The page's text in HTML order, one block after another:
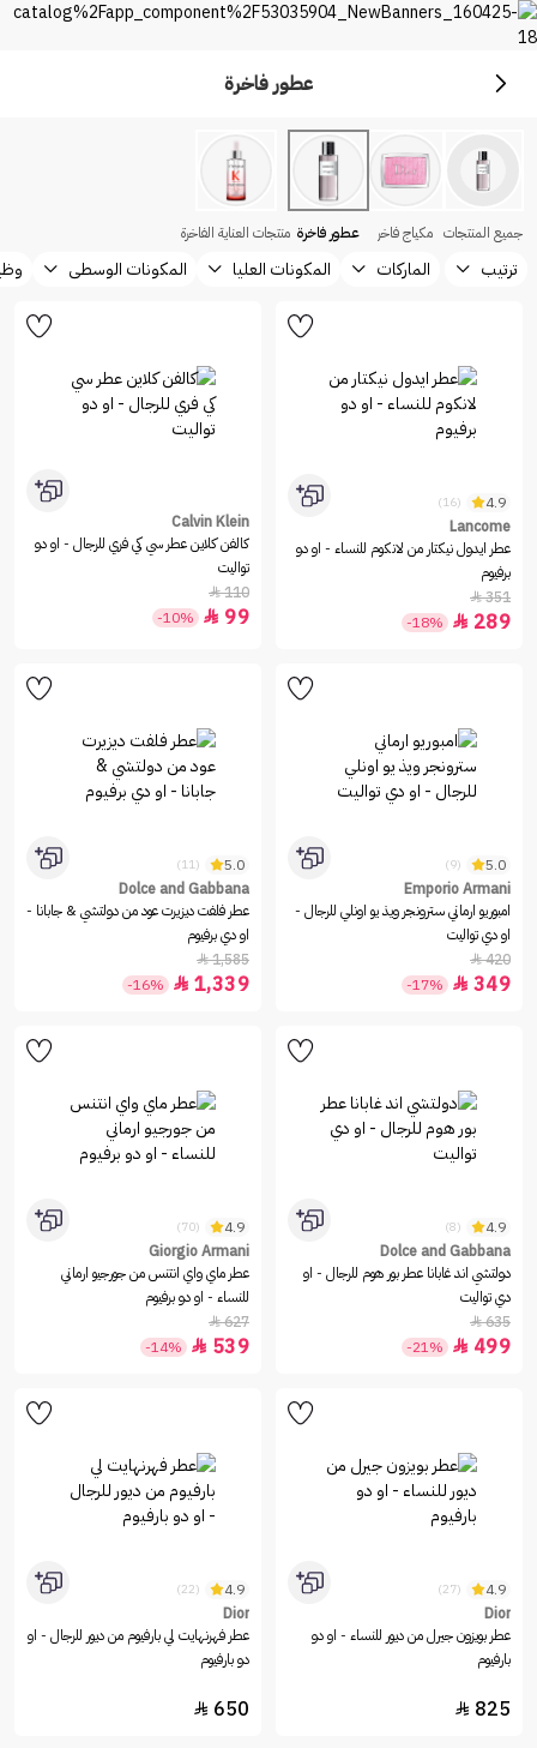
بريميوم
اكتشف أفضل الماركات من نايس ون السعودية
عطور فاخرة
جميع المنتجات مكياج فاخر عطور فاخرة منتجات العناية الفاخرة
ترتيب الماركات المكونات العليا المكونات الوسطى
4.9
(16)
Lancome
عطر ايدول نيكتار من لانكوم للنساء - او دو
برفيوم
351

289

-18%
Calvin Klein
كالفن كلاين عطر سي كي فري للرجال - او دو
تواليت
110

99

-10%
5.0
(9)
Emporio Armani
امبوريو ارماني سترونجر ويذ يو اونلي للرجال -
او دي تواليت
420

349

-17%
5.0
(11)
Dolce and Gabbana
عطر فلفت ديزيرت عود من دولتشي & جابانا -
او دي برفيوم
1,585

1,339

-16%
4.9
(8)
Dolce and Gabbana
دولتشي اند غابانا عطر بور هوم للرجال - او
دي تواليت
635

499

-21%
4.9
(70)
Giorgio Armani
عطر ماي واي انتنس من جورجيو ارماني
للنساء - او دو برفيوم
627

539

-14%
4.9
(27)
Dior
عطر بويزون جيرل من ديور للنساء - او دو
بارفيوم
825

4.9
(22)
Dior
عطر فهرنهايت لي بارفيوم من ديور للرجال - او
دو بارفيوم
650
